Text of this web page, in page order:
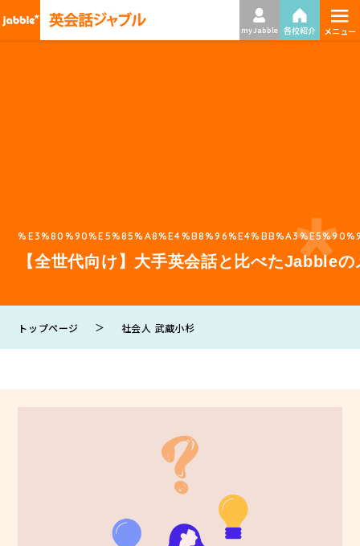
my Jabble 各校紹介 ≡
メニュー
【全世代向け】大手英会話と比べたJabble
トップページ ＞ 社会人 武蔵小杉